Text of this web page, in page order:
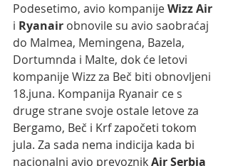
Podesetimo, avio kompanije Wizz Air
i Ryanair obnovile su avio saobraćaj
do Malmea, Memingena, Bazela,
Dortumnda i Malte, dok će letovi
kompanije Wizz za Beč biti obnovljeni
18.juna. Kompanija Ryanair ce s
druge strane svoje ostale letove za
Bergamo, Beč i Krf započeti tokom
jula. Za sada nema indicija kada bi
nacionalni avio prevoznik Air Serbia